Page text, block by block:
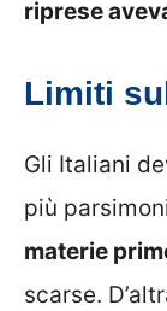
riprese
Limiti
Gli Italiani
più
materie
scarse.